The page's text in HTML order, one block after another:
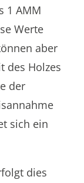
1 AMM
Werte
aber
des Holzes
der
sich ein
dies